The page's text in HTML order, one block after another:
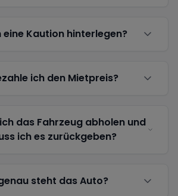
eine Kaution hinterlegen?
ich den Mietpreis?
das Fahrzeug abholen und
ich es zurückgeben?
steht das Auto?